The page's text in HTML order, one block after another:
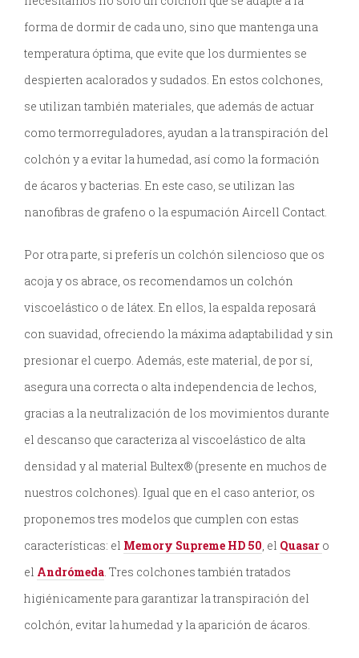
forma de dormir de cada uno, sino que mantenga una
temperatura óptima, que evite que los durmientes se
despierten acalorados y sudados. En estos colchones,
se utilizan también materiales, que además de actuar
como termorreguladores, ayudan a la transpiración del
colchón y a evitar la humedad, así como la formación
de ácaros y bacterias. En este caso, se utilizan las
nanofibras de grafeno o la espumación Aircell Contact.
Por otra parte, si preferís un colchón silencioso que os
acoja y os abrace, os recomendamos un colchón
viscoelástico o de látex. En ellos, la espalda reposará
con suavidad, ofreciendo la máxima adaptabilidad y sin
presionar el cuerpo. Además, este material, de por sí,
asegura una correcta o alta independencia de lechos,
gracias a la neutralización de los movimientos durante
el descanso que caracteriza al viscoelástico de alta
densidad y al material Bultex® (presente en muchos de
nuestros colchones). Igual que en el caso anterior, os
proponemos tres modelos que cumplen con estas
características: el Memory Supreme HD 50 , el Quasar o
el Andrómeda . Tres colchones también tratados
higiénicamente para garantizar la transpiración del
colchón, evitar la humedad y la aparición de ácaros.